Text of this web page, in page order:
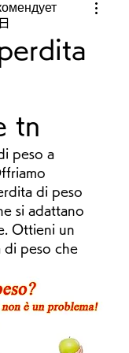
tn
peso a
di peso
si adattano
Ottieni un
di peso che